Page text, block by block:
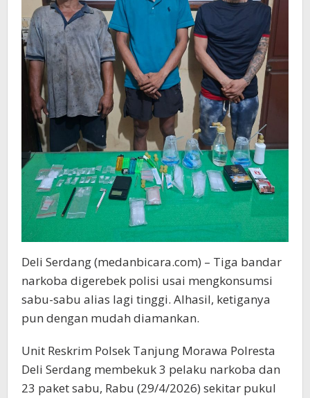
Deli Serdang (medanbicara.com) – Tiga bandar
narkoba digerebek polisi usai mengkonsumsi
sabu-sabu alias lagi tinggi. Alhasil, ketiganya
pun dengan mudah diamankan.
Unit Reskrim Polsek Tanjung Morawa Polresta
Deli Serdang membekuk 3 pelaku narkoba dan
23 paket sabu, Rabu (29/4/2026) sekitar pukul